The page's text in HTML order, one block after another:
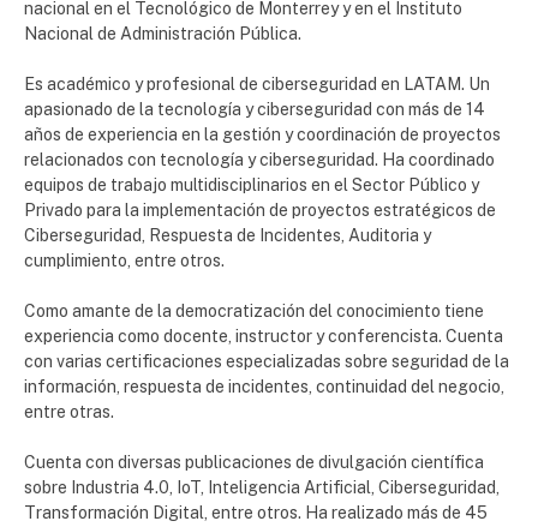
nacional en el Tecnológico de Monterrey y en el Instituto
Nacional de Administración Pública.
Es académico y profesional de ciberseguridad en LATAM. Un
apasionado de la tecnología y ciberseguridad con más de 14
años de experiencia en la gestión y coordinación de proyectos
relacionados con tecnología y ciberseguridad. Ha coordinado
equipos de trabajo multidisciplinarios en el Sector Público y
Privado para la implementación de proyectos estratégicos de
Ciberseguridad, Respuesta de Incidentes, Auditoria y
cumplimiento, entre otros.
Como amante de la democratización del conocimiento tiene
experiencia como docente, instructor y conferencista. Cuenta
con varias certificaciones especializadas sobre seguridad de la
información, respuesta de incidentes, continuidad del negocio,
entre otras.
Cuenta con diversas publicaciones de divulgación científica
sobre Industria 4.0, IoT, Inteligencia Artificial, Ciberseguridad,
Transformación Digital, entre otros. Ha realizado más de 45